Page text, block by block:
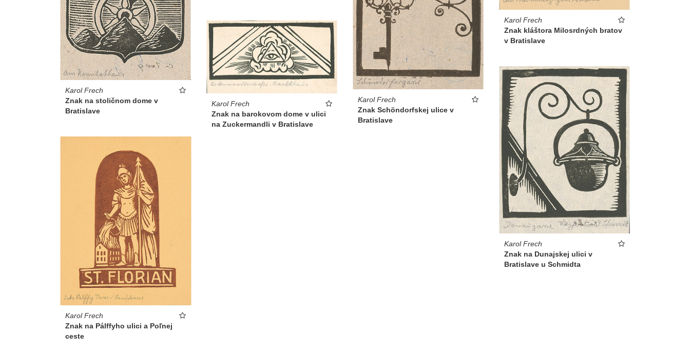
Karol Frech
Znak na stoličnom dome v
Bratislave
Karol Frech
Znak kláštora Milosrdných bratov
v Bratislave
Karol Frech
Znak Schöndorfskej ulice v
Bratislave
Karol Frech
Znak na barokovom dome v ulici
na Zuckermandli v Bratislave
Karol Frech
Znak na Dunajskej ulici v
Bratislave u Schmidta
Karol Frech
Znak na Pálffyho ulici a Poľnej
ceste